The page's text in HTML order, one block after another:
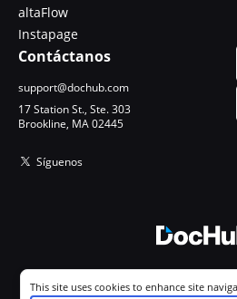
altaFlow
Instapage
Contáctanos
support@dochub.com
17 Station St., Ste. 303
Brookline, MA 02445
Síguenos
Todos los derechos
Cookie consent notice
This site uses cookies to enhance site